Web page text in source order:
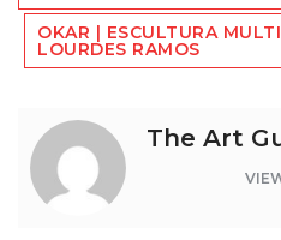
entradas
OKAR | ESCULTURA
LOURDES RAMOS
The Art